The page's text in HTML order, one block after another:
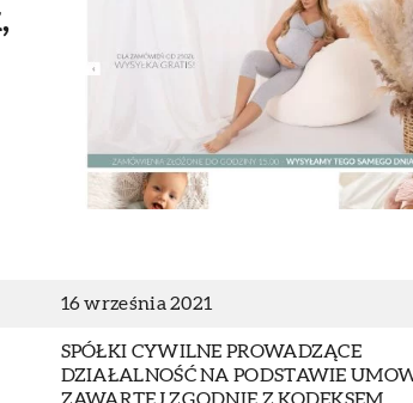
16 września 2021
SPÓŁKI CYWILNE PROWADZĄCE
DZIAŁALNOŚĆ NA PODSTAWIE